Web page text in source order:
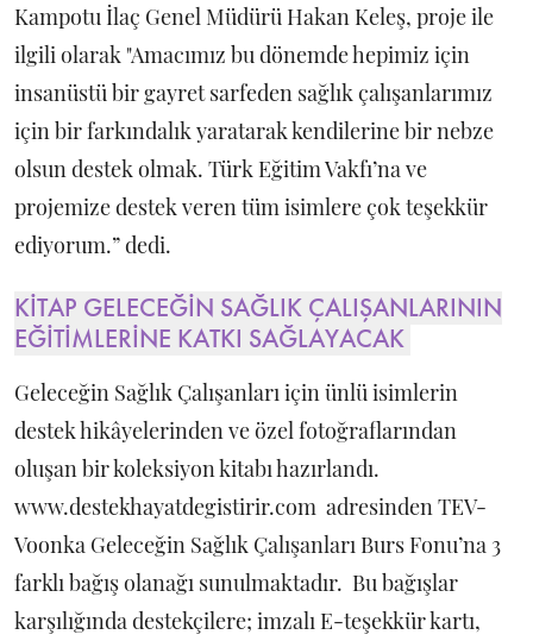
Kampotu İlaç Genel Müdürü Hakan Keleş, proje ile
ilgili olarak "Amacımız bu dönemde hepimiz için
insanüstü bir gayret sarfeden sağlık çalışanlarımız
için bir farkındalık yaratarak kendilerine bir nebze
olsun destek olmak. Türk Eğitim Vakfı’na ve
projemize destek veren tüm isimlere çok teşekkür
ediyorum.” dedi.
KİTAP GELECEĞİN SAĞLIK ÇALIŞANLARININ
EĞİTİMLERİNE KATKI SAĞLAYACAK
Geleceğin Sağlık Çalışanları için ünlü isimlerin
destek hikâyelerinden ve özel fotoğraflarından
oluşan bir koleksiyon kitabı hazırlandı.
www.destekhayatdegistirir.com adresinden TEV-
Voonka Geleceğin Sağlık Çalışanları Burs Fonu’na 3
farklı bağış olanağı sunulmaktadır. Bu bağışlar
karşılığında destekçilere; imzalı E-teşekkür kartı,